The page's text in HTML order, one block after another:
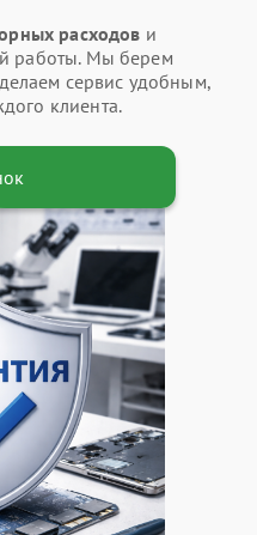
расходов и
работы. Мы берем
делаем сервис удобным,
клиента.